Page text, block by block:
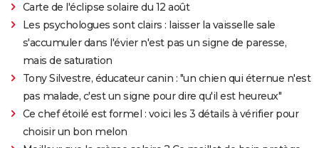
Carte de l'éclipse solaire du 12 août
Les psychologues sont clairs : laisser la vaisselle sale
s'accumuler dans l'évier n'est pas un signe de paresse,
mais de saturation
Tony Silvestre, éducateur canin : "un chien qui éternue n'est
pas malade, c'est un signe pour dire qu'il est heureux"
Ce chef étoilé est formel : voici les 3 détails à vérifier pour
choisir un bon melon